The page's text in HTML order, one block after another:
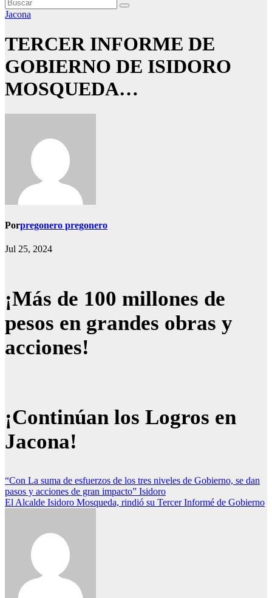
Jacona
TERCER INFORME DE
GOBIERNO DE ISIDORO
MOSQUEDA…
Porpregonero pregonero
Jul 25, 2024
¡Más de 100 millones de
pesos en grandes obras y
acciones!
¡Continúan los Logros en
Jacona!
Navegación
de
“Con La suma de esfuerzos de los tres niveles de Gobierno, se dan
pasos y acciones de gran impacto” Isidoro
El Alcalde Isidoro Mosqueda, rindió su Tercer Informé de Gobierno